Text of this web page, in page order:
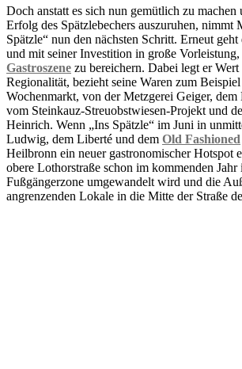
Doch anstatt es sich nun gemütlich zu machen
Erfolg des Spätzlebechers auszuruhen, nimmt
Spätzle“ nun den nächsten Schritt. Erneut
und mit seiner Investition in große
Gastroszene zu bereichern. Dabei legt er
Regionalität, bezieht seine Waren zum
Wochenmarkt, von der Metzgerei Geiger,
vom Steinkauz-Streuobstwiesen-Projekt und
Heinrich. Wenn „Ins Spätzle“ im Juni in
Ludwig, dem Liberté und dem Old Fashioned
Heilbronn ein neuer gastronomischer Hotspot
obere Lothorstraße schon im kommenden Jahr
Fußgängerzone umgewandelt wird und die
angrenzenden Lokale in die Mitte der Straße